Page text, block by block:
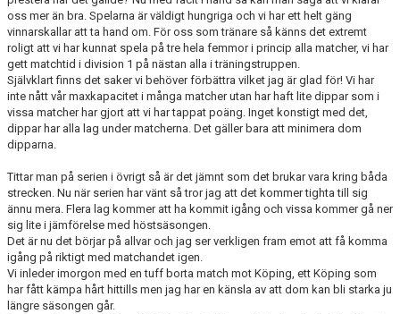
oss mer än bra. Spelarna är väldigt hungriga och vi har ett helt gäng
vinnarskallar att ta hand om. För oss som tränare så känns det extremt
roligt att vi har kunnat spela på tre hela femmor i princip alla matcher, vi har
gett matchtid i division 1 på nästan alla i träningstruppen.
Självklart finns det saker vi behöver förbättra vilket jag är glad för! Vi har
inte nått vår maxkapacitet i många matcher utan har haft lite dippar som i
vissa matcher har gjort att vi har tappat poäng. Inget konstigt med det,
dippar har alla lag under matcherna. Det gäller bara att minimera dom
dipparna.
Tittar man på serien i övrigt så är det jämnt som det brukar vara kring båda
strecken. Nu när serien har vänt så tror jag att det kommer tighta till sig
ännu mera. Flera lag kommer att ha kommit igång och vissa kommer gå ner
sig lite i jämförelse med höstsäsongen.
Det är nu det börjar på allvar och jag ser verkligen fram emot att få komma
igång på riktigt med matchandet igen.
Vi inleder imorgon med en tuff borta match mot Köping, ett Köping som
har fått kämpa hårt hittills men jag har en känsla av att dom kan bli starka ju
längre säsongen går.